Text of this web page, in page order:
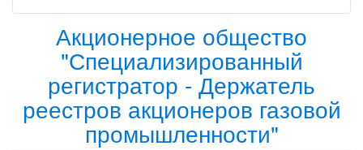
Акционерное общество
"Специализированный
регистратор - Держатель
реестров акционеров газовой
промышленности"